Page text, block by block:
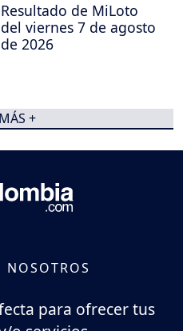
Resultado de MiLoto
del viernes 7 de agosto
de 2026
+
NOSOTROS
para ofrecer tus